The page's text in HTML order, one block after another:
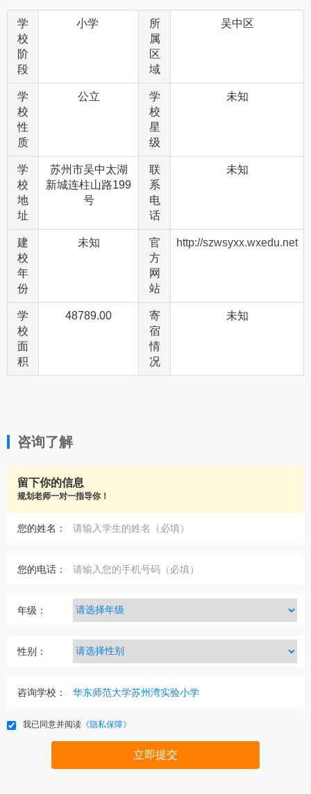
学
校
阶
段
小学
所
属
区
域
吴中区
学
校
性
质
公立
学
校
星
级
未知
学
校
地
址
苏州市吴中太湖
新城连柱山路199
号
联
系
电
话
未知
建
校
年
份
未知
官
方
网
站
http://szwsyxx.wxedu.net
学
校
面
积
48789.00
寄
宿
情
况
未知
咨询了解
留下你的信息
规划老师一对一指导你！
您的姓名：
您的电话：
年级：
性别：
咨询学校：
我已同意并阅读 《隐私保障》
立即提交